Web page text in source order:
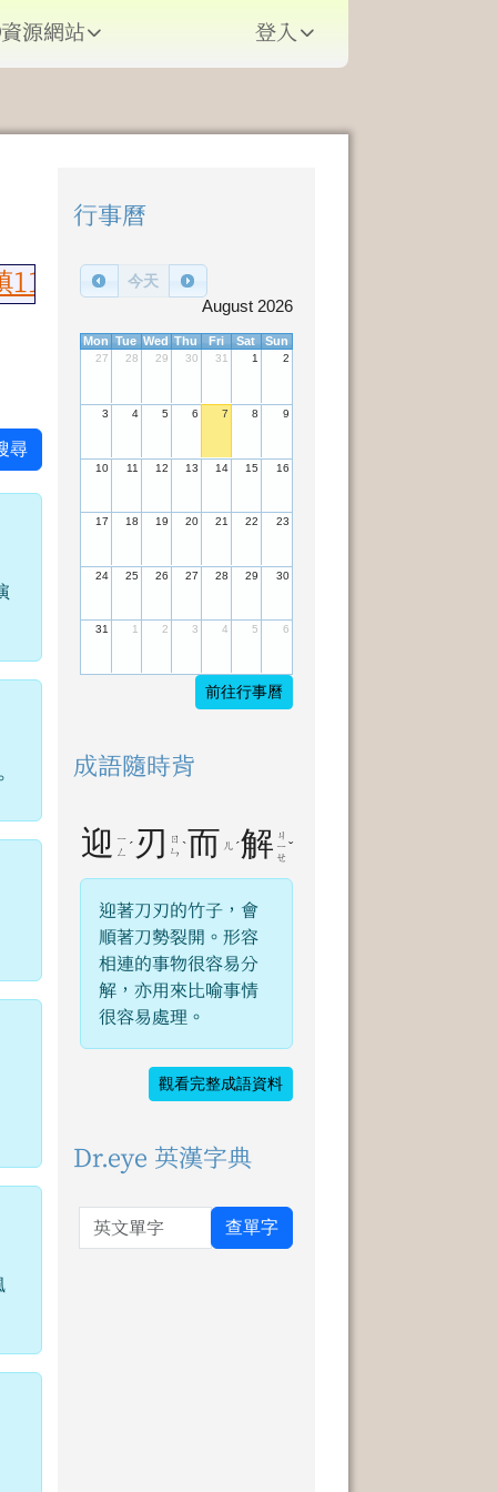
資源網站 登入
年語文競賽榮獲佳績，國語朗讀國小
尋
右邊區域內容
行事曆
今天
August 2026
Mon Tue Wed Thu Fri Sat Sun
27 28 29 30 31 1 2
3 4 5 6 7 8 9
10 11 12 13 14 15 16
17 18 19 20 21 22 23
24 25 26 27 28 29 30
31 1 2 3 4 5 6
前往行事曆
成語隨時背
迎 ㄧ
ㄥ ˊ 刃
ㄖ
ㄣ ˋ而 ㄦ ˊ解 ㄐ
ㄧ
ㄝ
ˇ
迎著刀刃的竹子，會
順著刀勢裂開。形容
相連的事物很容易分
解，亦用來比喻事情
很容易處理。
觀看完整成語資料
Dr.eye 英漢字典
英文單字 查單字